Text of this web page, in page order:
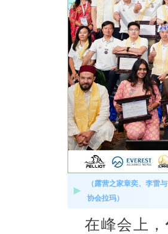
（露营之家章奕、李雷
协会拉玛）
在峰会上，